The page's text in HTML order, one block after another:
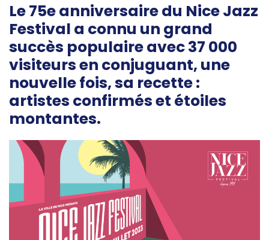
Le 75e anniversaire du Nice Jazz
Festival a connu un grand
succès populaire avec 37 000
visiteurs en conjuguant, une
nouvelle fois, sa recette :
artistes confirmés et étoiles
montantes.